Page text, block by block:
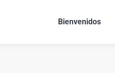
Bienvenidos